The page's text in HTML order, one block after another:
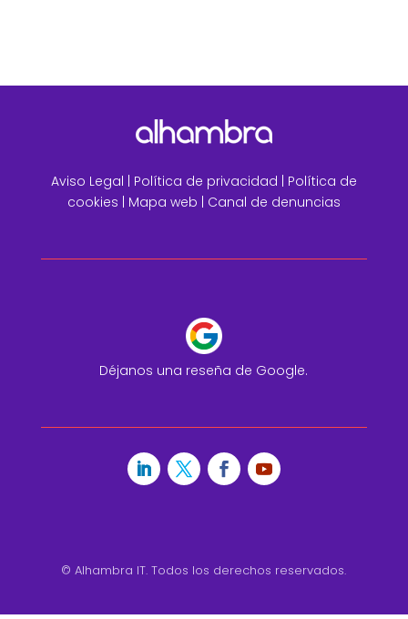
Aviso Legal | Política de privacidad | Política de
cookies | Mapa web | Canal de denuncias
Déjanos una reseña de Google.
© Alhambra IT. Todos los derechos reservados.